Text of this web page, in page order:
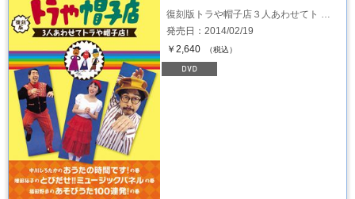
復刻版トラや帽子店３人あわせてト …
発売日：2014/02/19
￥2,640
（税込）